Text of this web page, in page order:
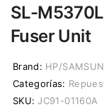
SL-
Fuser Unit
Brand: HP/
Categorías:
SKU: JC91-01160A